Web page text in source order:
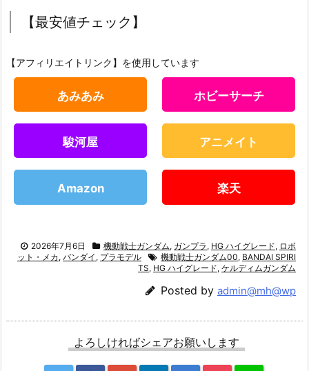
【最安値チェック】
【アフィリエイトリンク】を使用しています
あみあみ ホビーサーチ
駿河屋 アニメイト
Amazon 楽天
2026年7月6日 機動戦士ガンダム, ガンプラ , HG ハイグレード, ロボ
ット・メカ , バンダイ , プラモデル 機動戦士ガンダム00, BANDAI SPIRI
TS, HG ハイグレード, ケルディムガンダム
Posted by admin@mh@wp
よろしければシェアお願いします